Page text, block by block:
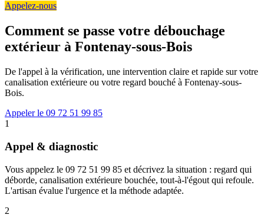
Appelez-nous
Comment se passe votre débouchage
extérieur à Fontenay-sous-Bois
De l'appel à la vérification, une intervention claire et rapide sur votre
canalisation extérieure ou votre regard bouché à Fontenay-sous-
Bois.
Appeler le 09 72 51 99 85
1
Appel & diagnostic
Vous appelez le 09 72 51 99 85 et décrivez la situation : regard qui
déborde, canalisation extérieure bouchée, tout-à-l'égout qui refoule.
L'artisan évalue l'urgence et la méthode adaptée.
2